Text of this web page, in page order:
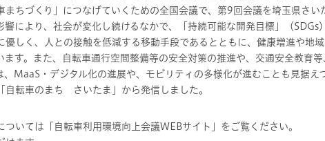
まちづくり」につなげていくための全国会議で、第9回会議を埼玉県さい
により、社会が変化し続けるなかで、「持続可能な開発目標」（SDGs
優しく、人との接触を低減する移動手段であるとともに、健康増進や地
ます。また、自転車通行空間整備等の安全対策の推進や、交通安全教育
、MaaS・デジタル化の進展や、モビリティの多様化が進むことも見据え
自転車のまち さいたま」から発信しました。
ついては「自転車利用環境向上会議WEBサイト」をご覧ください。